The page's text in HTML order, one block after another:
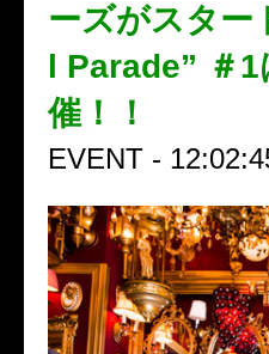
ーズがスタ
l Parade” ＃
催！！
EVENT -